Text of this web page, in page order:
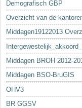
Demografisch GBP
Overzicht van de
Middagen19122013
Middagen BROH 2012-
Middagen BSO-BruGIS
OHV3
BR GGSV